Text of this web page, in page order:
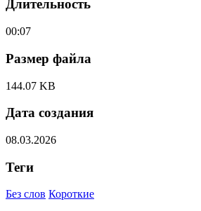
Длительность
00:07
Размер файла
144.07 KB
Дата создания
08.03.2026
Теги
Без слов Короткие